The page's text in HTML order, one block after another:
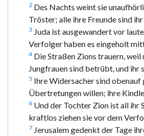
2 Des Nachts weint sie
Tröster; alle ihre Freunde sind
3 Juda ist ausgewandert vor
Verfolger haben es eingeholt
4 Die Straßen Zions trauern,
Jungfrauen sind betrübt, und ihr
5 Ihre Widersacher sind obenauf
Übertretungen willen; ihre
6 Und der Tochter Zion ist all ihr
kraftlos ziehen sie vor dem
7 Jerusalem gedenkt der Tage